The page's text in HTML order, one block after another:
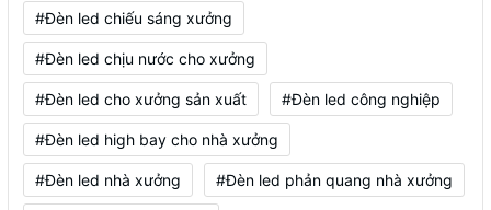
#Đèn led chiếu sáng xưởng
#Đèn led chịu nước cho xưởng
#Đèn led cho xưởng sản xuất #Đèn led công nghiệp
#Đèn led high bay cho nhà xưởng
#Đèn led nhà xưởng #Đèn led phản quang nhà xưởng